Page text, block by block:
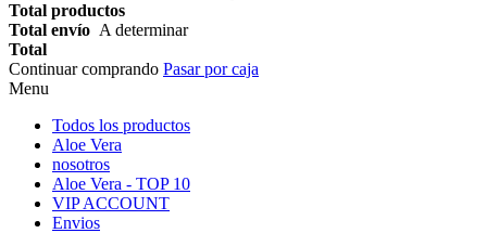
Total productos
Total envío A determinar
Total
Continuar comprando Pasar por caja
Menu
Todos los productos
Aloe Vera
nosotros
Aloe Vera - TOP 10
VIP ACCOUNT
Envios